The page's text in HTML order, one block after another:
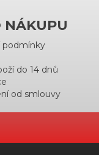
NÁKUPU
podmínky
do 14 dnů
od smlouvy